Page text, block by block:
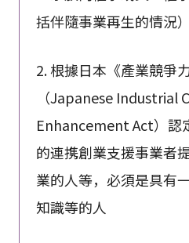
括伴隨事業再生的情況）
2. 根據日本《產業競爭
（Japanese Industrial
Enhancement Act）認
的連携創業支援事業者
業的人等，必須是具有
知識等的人